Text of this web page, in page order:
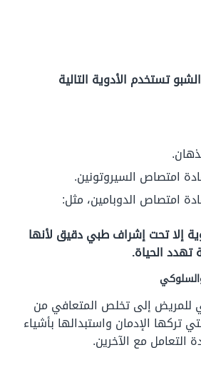
تستخدم الأدوية التالية
امتصاص السيروتونين.
امتصاص الدوبامين، مثل:
إلا تحت إشراف طبي دقيق لأنها
الحياة.
للمريض إلى تخلص المتعافي من
تركها الإدمان واستبدالها بأشياء
التعامل مع الآخرين.